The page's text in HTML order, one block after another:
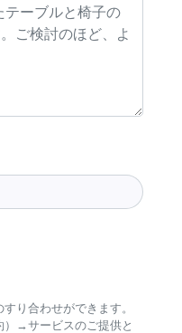
り合わせができます。
）→サービスのご提供と